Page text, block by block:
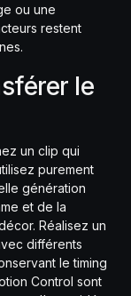
ou une
restent
le
un clip qui
purement
génération
et de la
Réalisez un
différents
le timing
Control sont